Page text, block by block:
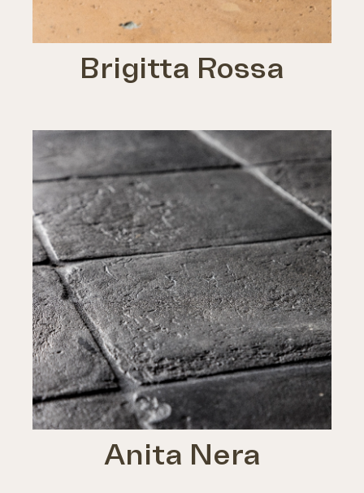
Brigitta Rossa
Anita Nera